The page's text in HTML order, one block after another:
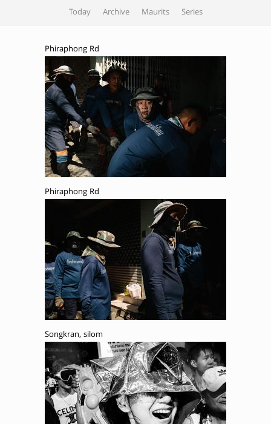
Today Archive Maurits Series
Phiraphong Rd
Phiraphong Rd
Songkran, silom